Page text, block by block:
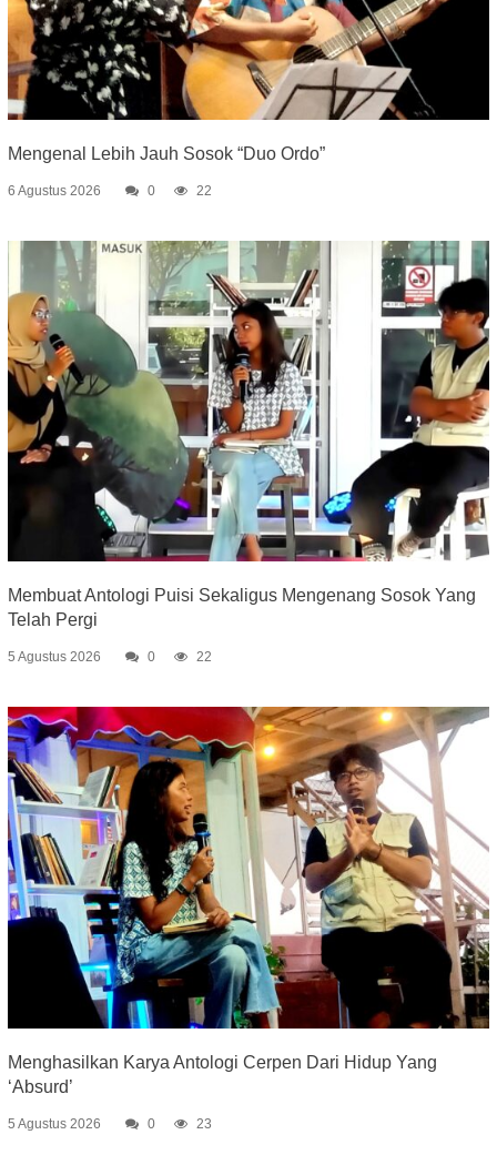
Mengenal Lebih Jauh Sosok “Duo Ordo”
6 Agustus 2026 0 22
Membuat Antologi Puisi Sekaligus Mengenang Sosok Yang
Telah Pergi
5 Agustus 2026 0 22
Menghasilkan Karya Antologi Cerpen Dari Hidup Yang
‘Absurd’
5 Agustus 2026 0 23